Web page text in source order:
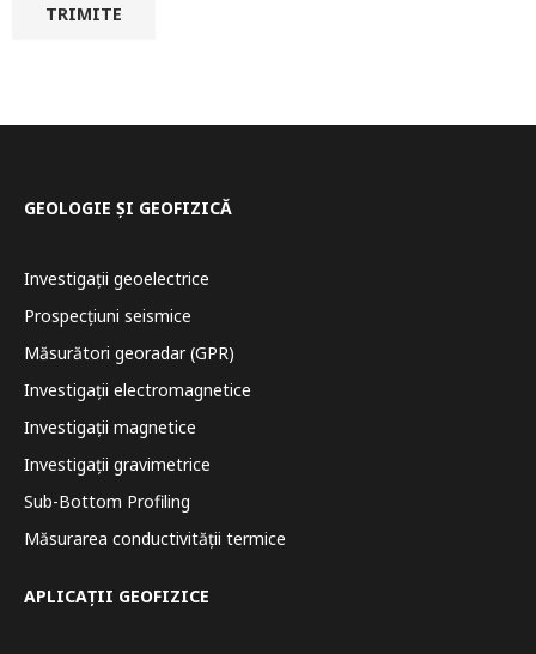
GEOLOGIE ȘI GEOFIZICĂ
Investigații geoelectrice
Prospecțiuni seismice
Măsurători georadar (GPR)
Investigații electromagnetice
Investigații magnetice
Investigații gravimetrice
Sub-Bottom Profiling
Măsurarea conductivității termice
APLICAȚII GEOFIZICE